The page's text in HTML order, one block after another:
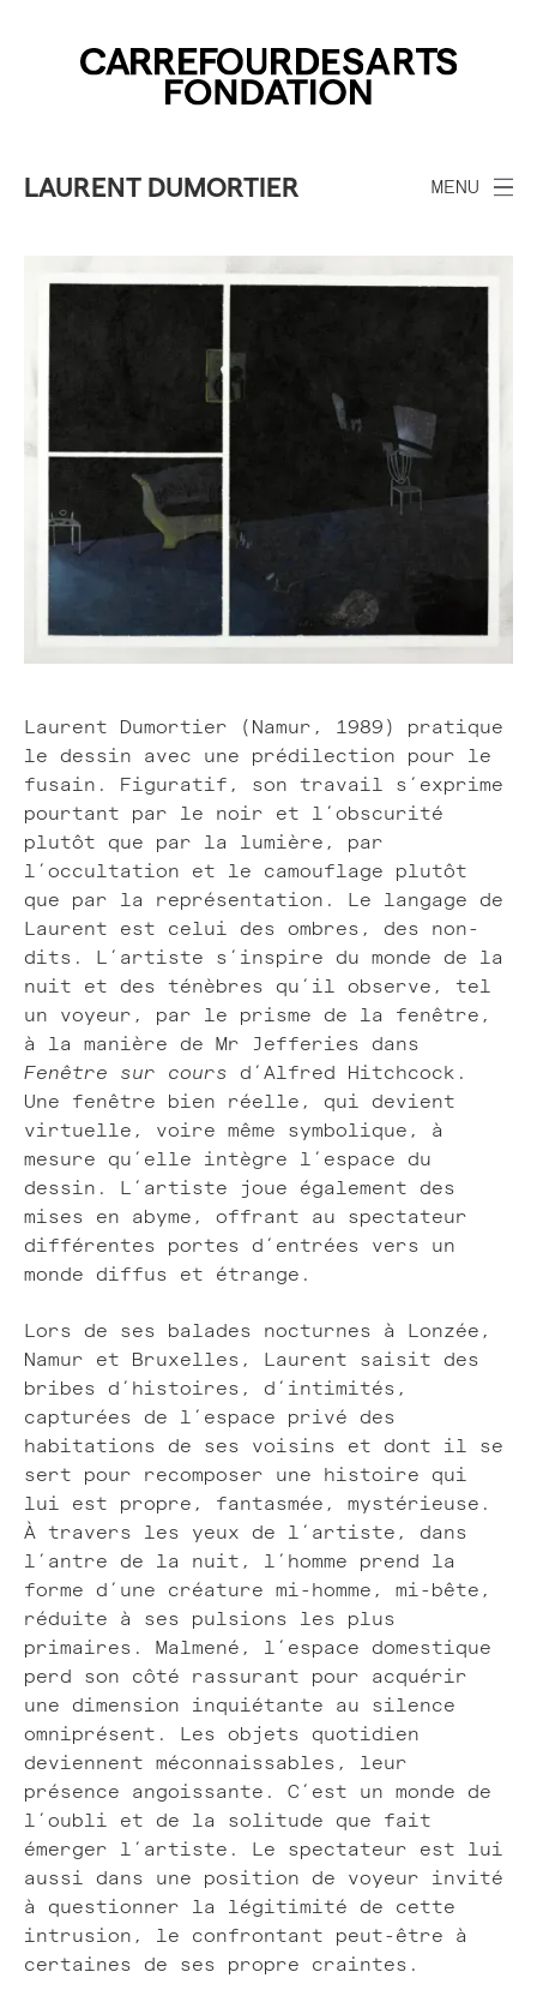
LAURENT DUMORTIER MENU
Laurent Dumortier (Namur, 1989) pratique
le dessin avec une prédilection pour le
fusain. Figuratif, son travail s’exprime
pourtant par le noir et l’obscurité
plutôt que par la lumière, par
l’occultation et le camouflage plutôt
que par la représentation. Le langage de
Laurent est celui des ombres, des non-
dits. L’artiste s’inspire du monde de la
nuit et des ténèbres qu’il observe, tel
un voyeur, par le prisme de la fenêtre,
à la manière de Mr Jefferies dans
Fenêtre sur cours d’Alfred Hitchcock.
Une fenêtre bien réelle, qui devient
virtuelle, voire même symbolique, à
mesure qu’elle intègre l’espace du
dessin. L’artiste joue également des
mises en abyme, offrant au spectateur
différentes portes d’entrées vers un
monde diffus et étrange.
Lors de ses balades nocturnes à Lonzée,
Namur et Bruxelles, Laurent saisit des
bribes d’histoires, d’intimités,
capturées de l’espace privé des
habitations de ses voisins et dont il se
sert pour recomposer une histoire qui
lui est propre, fantasmée, mystérieuse.
À travers les yeux de l’artiste, dans
l’antre de la nuit, l’homme prend la
forme d’une créature mi-homme, mi-bête,
réduite à ses pulsions les plus
primaires. Malmené, l’espace domestique
perd son côté rassurant pour acquérir
une dimension inquiétante au silence
omniprésent. Les objets quotidien
deviennent méconnaissables, leur
présence angoissante. C’est un monde de
l’oubli et de la solitude que fait
émerger l’artiste. Le spectateur est lui
aussi dans une position de voyeur invité
à questionner la légitimité de cette
intrusion, le confrontant peut-être à
certaines de ses propre craintes.